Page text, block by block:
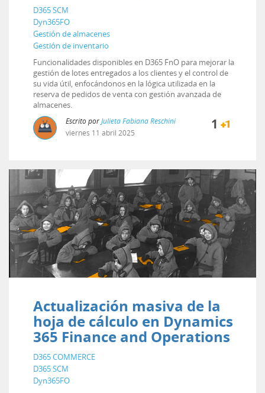
D365 SCM
Dyn365FO
Gestión de almacenes
Gestión de inventario
Funcionalidades disponibles en D365 FnO para mejorar la
gestión de lotes entregados a los clientes y el control de
su vida útil, enfocándonos en la lógica utilizada en la
reserva de pedidos de venta con gestión avanzada de
almacenes.
Escrito porJulieta Fabiana Reschini
viernes 11 abril 2025
1
Actualización masiva de la
hoja de cálculo en Dynamics
365 Finance and Operations
D365 COMMERCE
D365 SCM
Dyn365FO